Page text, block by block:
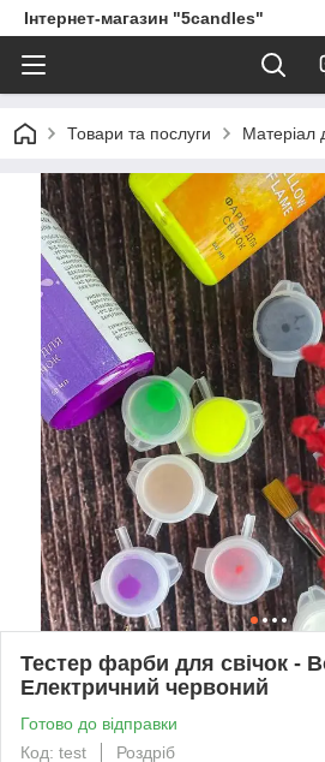
Інтернет-магазин "5candles"
Товари та послуги Матеріал
Тестер фарби для свічок -
Електричний червоний
Готово до відправки
Код: test
Роздріб